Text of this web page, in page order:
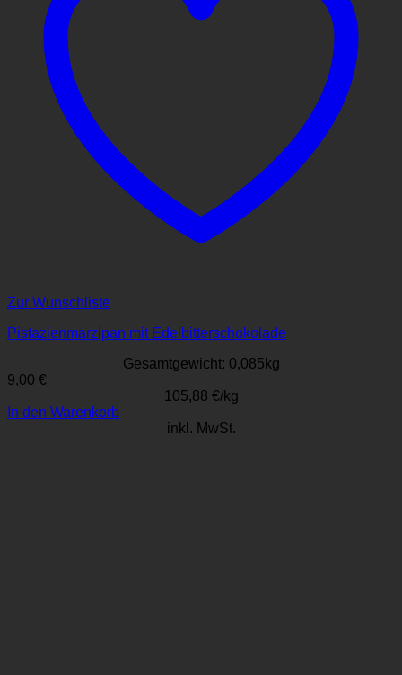
Zur Wunschliste
Pistazienmarzipan mit Edelbitterschokolade
Gesamtgewicht: 0,085 kg
9,00 €
105,88 €/kg
In den Warenkorb
inkl. MwSt.